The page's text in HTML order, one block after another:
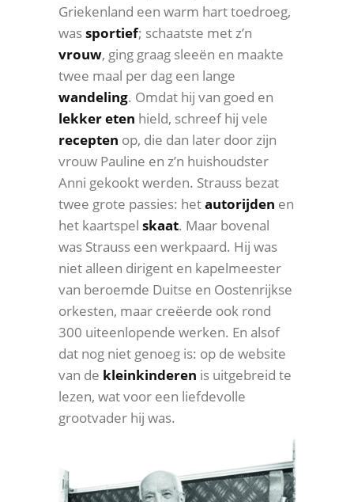
Griekenland een warm hart toedroeg,
wassportief; schaatste met z’n
vrouw, ging graag sleeën en maakte
twee maal per dag een lange
wandeling. Omdat hij van goed en
lekker eten hield, schreef hij vele
recepten op, die dan later door zijn
vrouw Pauline en z’n huishoudster
Anni gekookt werden. Strauss bezat
twee grote passies: hetautorijden en
het kaartspel skaat. Maar bovenal
was Strauss een werkpaard. Hij was
niet alleen dirigent en kapelmeester
van beroemde Duitse en Oostenrijkse
orkesten, maar creëerde ook rond
300 uiteenlopende werken. En alsof
dat nog niet genoeg is: op de website
van de kleinkinderen is uitgebreid te
lezen, wat voor een liefdevolle
grootvader hij was.